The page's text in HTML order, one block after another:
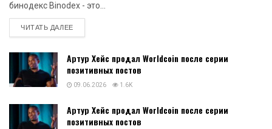
бинодекс Binodex - это...
ЧИТАТЬ ДАЛЕЕDETAILS
Артур Хейс продал Worldcoin после серии
позитивных постов
09.06.2026 1.6K
Артур Хейс продал Worldcoin после серии
позитивных постов